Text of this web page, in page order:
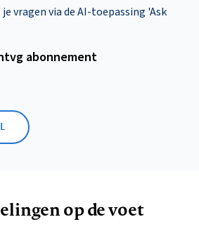
vragen via de AI-toepassing 'Ask
abonnement
op de voet